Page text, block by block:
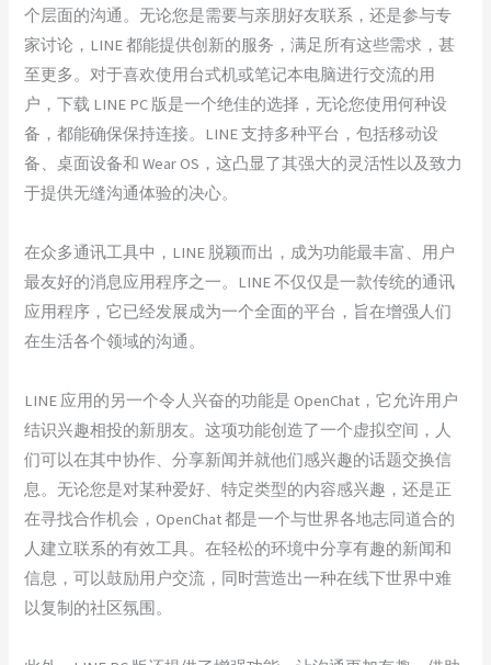
个层面的沟通。无论您是需要与亲朋好友联系，还是参与专
家讨论，LINE 都能提供创新的服务，满足所有这些需求，甚
至更多。对于喜欢使用台式机或笔记本电脑进行交流的用
户，下载 LINE PC 版是一个绝佳的选择，无论您使用何种设
备，都能确保保持连接。LINE 支持多种平台，包括移动设
备、桌面设备和 Wear OS，这凸显了其强大的灵活性以及致力
于提供无缝沟通体验的决心。
在众多通讯工具中，LINE 脱颖而出，成为功能最丰富、用户
最友好的消息应用程序之一。LINE 不仅仅是一款传统的通讯
应用程序，它已经发展成为一个全面的平台，旨在增强人们
在生活各个领域的沟通。
LINE 应用的另一个令人兴奋的功能是 OpenChat，它允许用户
结识兴趣相投的新朋友。这项功能创造了一个虚拟空间，人
们可以在其中协作、分享新闻并就他们感兴趣的话题交换信
息。无论您是对某种爱好、特定类型的内容感兴趣，还是正
在寻找合作机会，OpenChat 都是一个与世界各地志同道合的
人建立联系的有效工具。在轻松的环境中分享有趣的新闻和
信息，可以鼓励用户交流，同时营造出一种在线下世界中难
以复制的社区氛围。